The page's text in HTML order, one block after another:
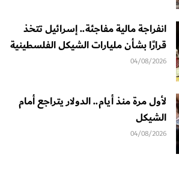
انفراجة مالية مفاجئة.. إسرائيل تتخذ
قرارًا بشأن مليارات الشيكل الفلسطينية
04/08/2026
لأول مرة منذ أيام.. الدولار يتراجع أمام
الشيكل
04/08/2026